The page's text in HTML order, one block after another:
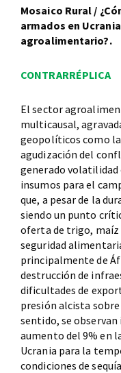
Mosaico Rural /
armados en
agroalimentario?.
CONTRARRÉPLICA
El sector
multicausal,
geopolíticos como
agudización del
generado volatilidad
insumos para el
que, a pesar de la
siendo un punto
oferta de trigo, maíz
seguridad
principalmente de
destrucción de
dificultades de
presión alcista
sentido, se
aumento del 9% en
Ucrania para la
condiciones de